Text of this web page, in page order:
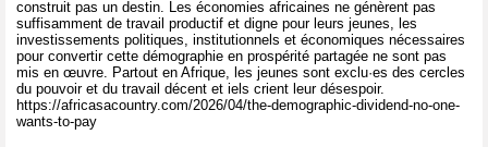
construit pas un destin. Les économies africaines ne génèrent pas
suffisamment de travail productif et digne pour leurs jeunes, les
investissements politiques, institutionnels et économiques nécessaires
pour convertir cette démographie en prospérité partagée ne sont pas
mis en œuvre. Partout en Afrique, les jeunes sont exclu·es des cercles
du pouvoir et du travail décent et iels crient leur désespoir.
https://africasacountry.com/2026/04/the-demographic-dividend-no-one-
wants-to-pay